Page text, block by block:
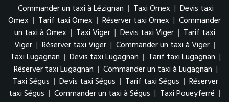
Commander un taxi à Lézignan | Taxi Omex | Devis taxi
Omex | Tarif taxi Omex | Réserver taxi Omex | Commander
un taxi à Omex | Taxi Viger | Devis taxi Viger | Tarif taxi
Viger | Réserver taxi Viger | Commander un taxi à Viger |
Taxi Lugagnan | Devis taxi Lugagnan | Tarif taxi Lugagnan |
Réserver taxi Lugagnan | Commander un taxi à Lugagnan |
Taxi Ségus | Devis taxi Ségus | Tarif taxi Ségus | Réserver
taxi Ségus | Commander un taxi à Ségus | Taxi Poueyferré |